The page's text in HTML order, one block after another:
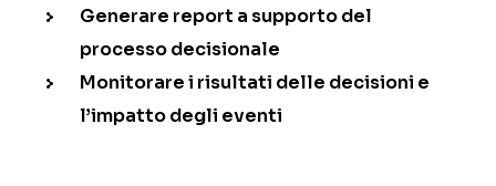
Generare report a supporto del
processo decisionale
Monitorare i risultati delle decisioni e
l’impatto degli eventi